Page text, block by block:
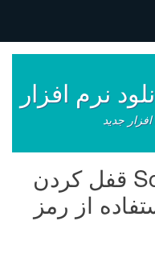
نرم افزار
جدید
ScreenBlur 1.3.0.31 قفل کردن
از رمز